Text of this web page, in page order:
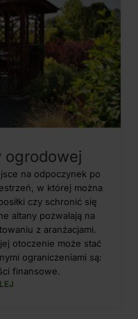
ogrodowej
na odpoczynek po
w której można
czy schronić się
altany pozwalają na
z aranżacjami.
otoczenie może stać
ograniczeniami są:
finansowe.